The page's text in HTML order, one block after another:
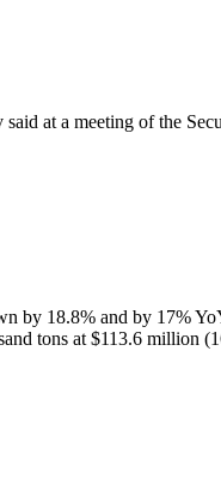
at a meeting of the
by 18.8% and by 17%
tons at $113.6 million